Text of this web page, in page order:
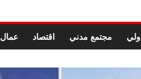
.. اعتماد الرسومات النهائية للقرار
لمدينة الصحفيين.. وانتهاء أعمال
المبنى الإداري
مجتمع مدني اقتصاد عمال